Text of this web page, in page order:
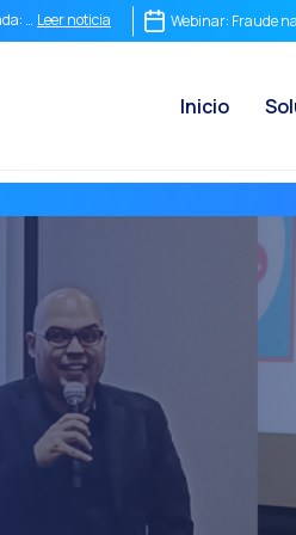
assim o OneMarketer Joint+ transforma
Leer noticia
Por que o comércio conversacional
Stack: o que uma empresa precisa
Leer noticia
por que as empresas que continuam
Como a Assinatura Digital
Leer noticia
de comércio conversacional
Leer noticia
OneMarketer Impulsiona o WhatsApp
Leer noticia
Made in Chile: OneMarketer
Leer noticia
do Canal de Voz: Otimização para uma
(IA) no WhatsApp está revolucionando
Webinar: Fraude
Inicio